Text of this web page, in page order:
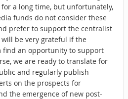
a long time, but unfortunately,
funds do not consider these
prefer to support the centralist
will be very grateful if the
find an opportunity to support
we are ready to translate for
and regularly publish
on the prospects for
the emergence of new post-